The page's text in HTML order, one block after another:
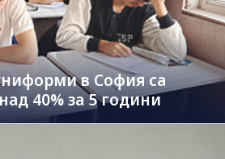
в София са
40% за 5 години